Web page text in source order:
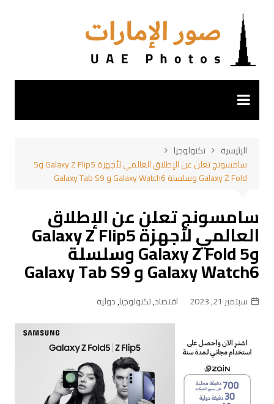
المحتوى
الرئيسية
تكنولوجيا
سامسونج تعلن عن الإطلاق العالمي لأجهزة Galaxy Z Flip5 و5
Galaxy Z Fold وسلسلة Galaxy Watch6 و Galaxy Tab S9
سامسونج تعلن عن الإطلاق
العالمي لأجهزة Galaxy Z Flip5
و5 Galaxy Z Fold وسلسلة
Galaxy Watch6 و Galaxy Tab S9
سبتمبر 21, 2023 اقتصاد,تكنولوجيا,دولية